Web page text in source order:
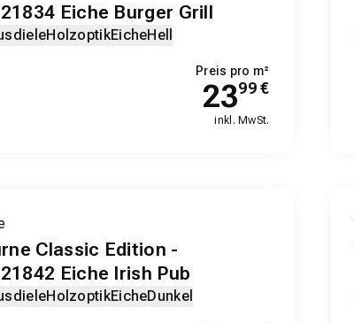
Eiche Burger Grill
HolzoptikEicheHell
Preis pro m²
2399€
inkl. MwSt.
Classic Edition -
Eiche Irish Pub
HolzoptikEicheDunkel